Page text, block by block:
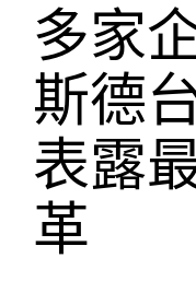
多家
斯德
表露
革